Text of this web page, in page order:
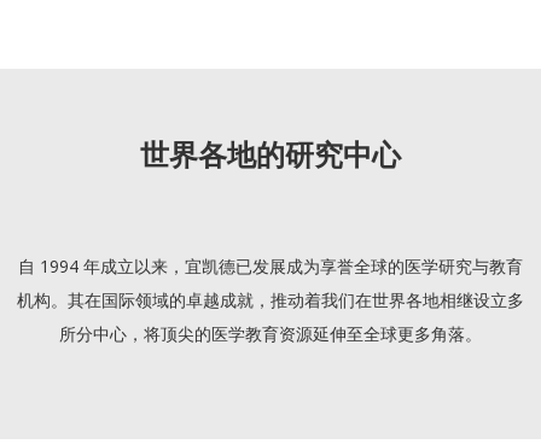
世界各地的研究中心
自 1994 年成立以来，宜凯德已发展成为享誉全球的医学研究与教育
机构。其在国际领域的卓越成就，推动着我们在世界各地相继设立多
所分中心，将顶尖的医学教育资源延伸至全球更多角落。